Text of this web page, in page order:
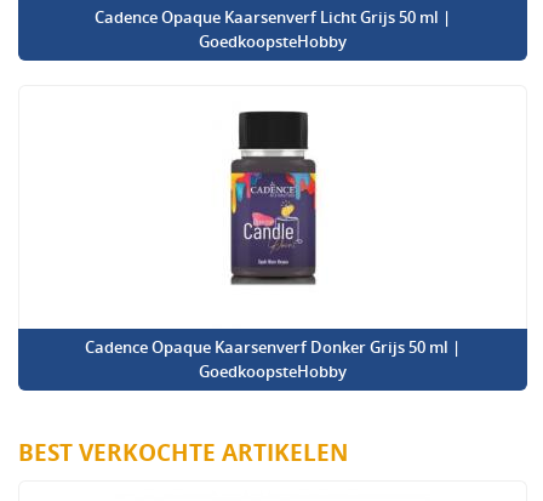
Cadence Opaque Kaarsenverf Licht Grijs 50 ml |
GoedkoopsteHobby
Cadence Opaque Kaarsenverf Donker Grijs 50 ml |
GoedkoopsteHobby
BEST VERKOCHTE ARTIKELEN